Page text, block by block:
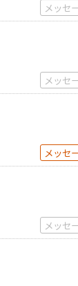
メッセ
メッセ
メッセ
メッセ